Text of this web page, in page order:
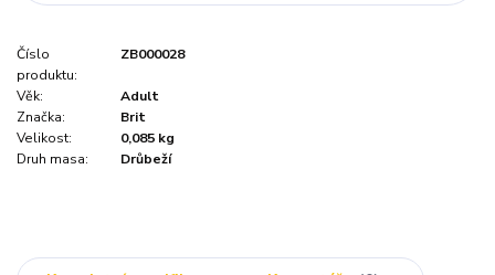
Číslo
produktu:
ZB000028
Věk:
Adult
Značka:
Brit
Velikost:
0,085 kg
Druh masa:
Drůbeží